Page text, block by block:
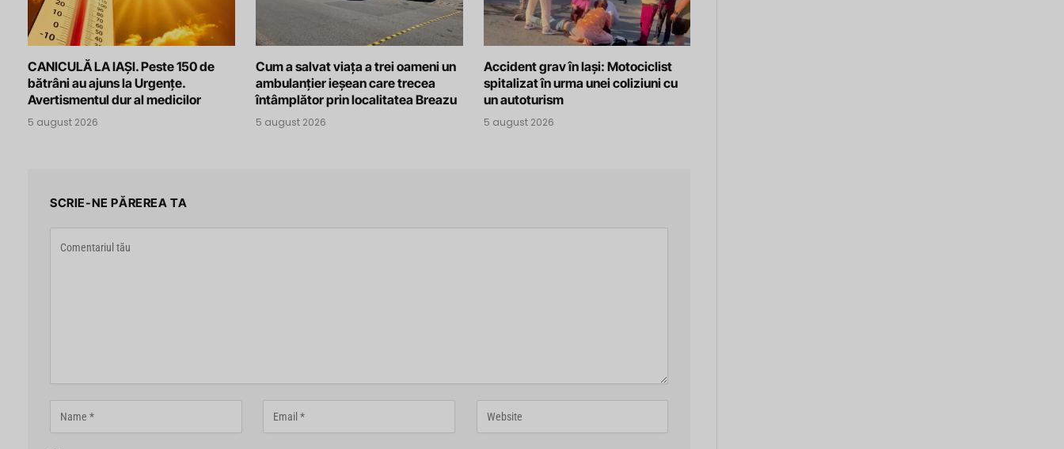
CANICULĂ LA IAȘI. Peste 150 de
bătrâni au ajuns la Urgențe.
Avertismentul dur al medicilor
5 august 2026
Cum a salvat viața a trei oameni un
ambulanțier ieșean care trecea
întâmplător prin localitatea Breazu
5 august 2026
Accident grav în Iași: Motociclist
spitalizat în urma unei coliziuni cu
un autoturism
5 august 2026
SCRIE-NE PĂREREA TA